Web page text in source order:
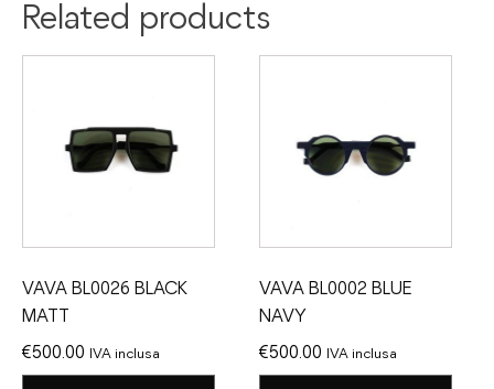
Related products
VAVA BL0026 BLACK
MATT
€500.00 IVA inclusa
VAVA BL0002 BLUE
NAVY
€500.00 IVA inclusa